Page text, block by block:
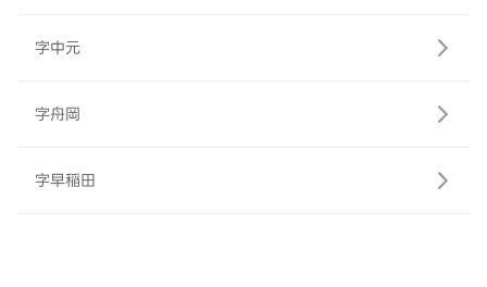
字中元
字舟岡
字早稲田